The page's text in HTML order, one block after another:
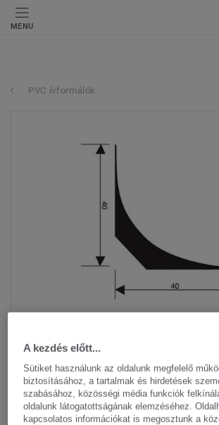
MENU
PVC ívformálók
A kezdés előtt...
Sütiket használunk az oldalunk megfelelő
biztosításához, a tartalmak és hirdetések
szabásához, közösségi média funkciók
oldalunk látogatottságának elemzéséhez.
kapcsolatos információkat is megosztunk a